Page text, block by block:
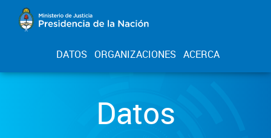
DATOS ORGANIZACIONES ACERCA
Datos